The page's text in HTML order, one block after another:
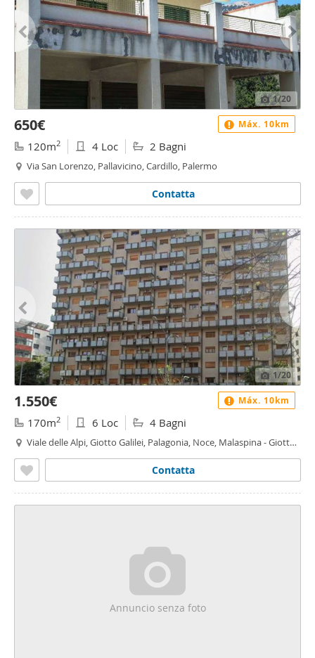
1/20
650€
120m2 4 Loc 2 Bagni
Via San Lorenzo, Pallavicino, Cardillo, Palermo
Contatta
Máx. 10km
1/20
1.550€
170m2 6 Loc 4 Bagni
Viale delle Alpi, Giotto Galilei, Palagonia, Noce, Malaspina - Giotto
Contatta
Máx. 10km
Annuncio senza foto